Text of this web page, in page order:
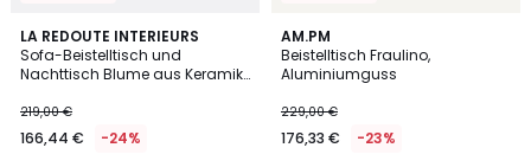
LA REDOUTE INTERIEURS
Sofa-Beistelltisch und
Nachttisch Blume aus Keramik,
219,00 €
166,44 € -24%
AM.PM
Beistelltisch Fraulino,
Aluminiumguss
229,00 €
176,33 € -23%
4,6
/ 5